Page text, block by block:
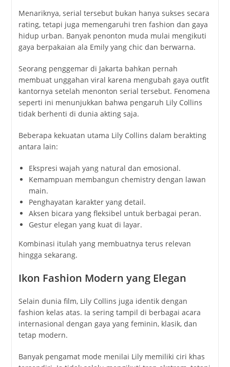
Menariknya, serial tersebut bukan hanya sukses secara
rating, tetapi juga memengaruhi tren fashion dan gaya
hidup urban. Banyak penonton muda mulai mengikuti
gaya berpakaian ala Emily yang chic dan berwarna.
Seorang penggemar di Jakarta bahkan pernah
membuat unggahan viral karena mengubah gaya outfit
kantornya setelah menonton serial tersebut. Fenomena
seperti ini menunjukkan bahwa pengaruh Lily Collins
tidak berhenti di dunia akting saja.
Beberapa kekuatan utama Lily Collins dalam berakting
antara lain:
Ekspresi wajah yang natural dan emosional.
Kemampuan membangun chemistry dengan lawan
main.
Penghayatan karakter yang detail.
Aksen bicara yang fleksibel untuk berbagai peran.
Gestur elegan yang kuat di layar.
Kombinasi itulah yang membuatnya terus relevan
hingga sekarang.
Ikon Fashion Modern yang Elegan
Selain dunia film, Lily Collins juga identik dengan
fashion kelas atas. Ia sering tampil di berbagai acara
internasional dengan gaya yang feminin, klasik, dan
tetap modern.
Banyak pengamat mode menilai Lily memiliki ciri khas